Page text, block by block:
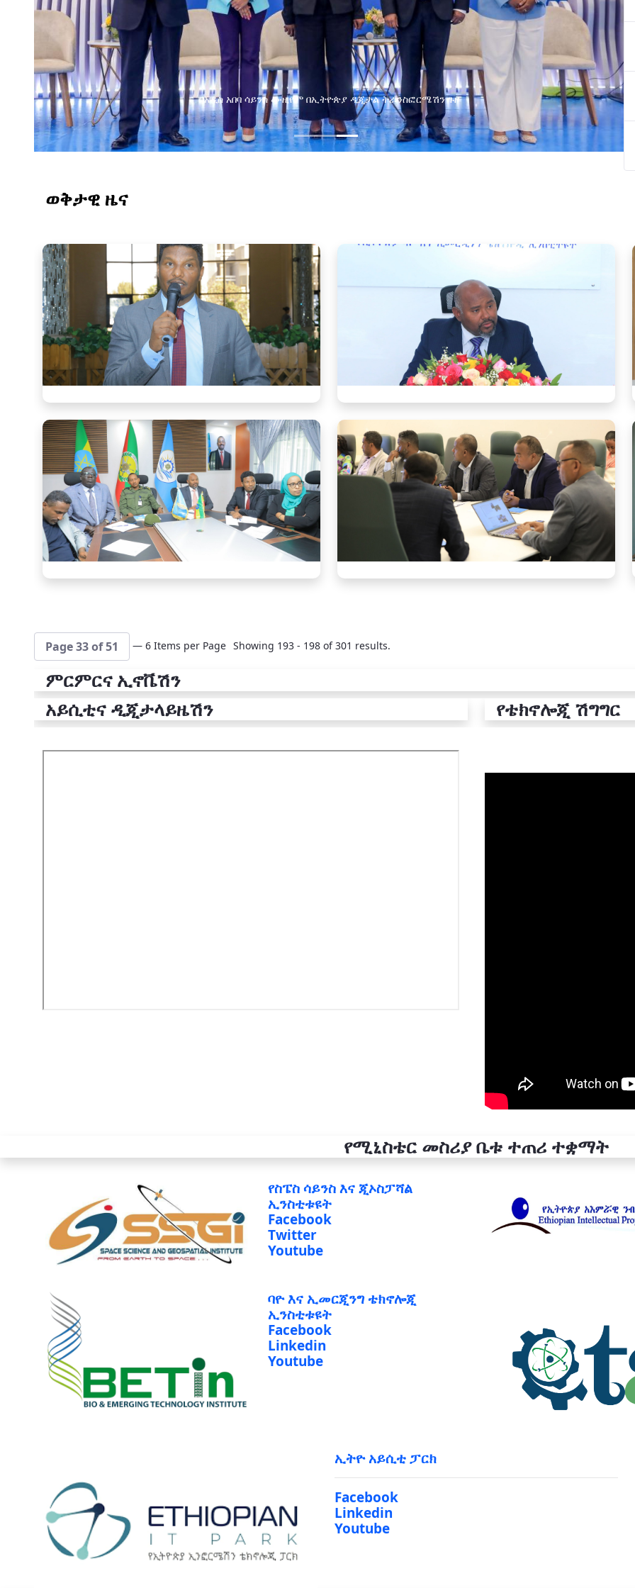
የልማት አጋሮች በአባልነት የየያዘ የኢኖቬሽን፣የዲጅታል ኢኮኖሚ እና
የኢንፎርሜሽን ቴክኖሎጂ የጋራ ግብረሃይል ተቋቋመ
ወቅታዊ ዜና
Page 33 of 51 — 6 Items per Page Showing 193 - 198 of 301 results.
ምርምርና ኢኖቬሽን
አይሲቲና ዲጂታላይዜሽን
የቴክኖሎጂ ሽግግር
የሚኒስቴር መስሪያ ቤቱ ተጠሪ ተቋማት
የስፔስ ሳይንስ እና ጂኦስፓሻል
ኢንስቲቱዩት
Facebook
Twitter
Youtube
ባዮ እና ኢመርጂንግ ቴክኖሎጂ
ኢንስቲቱዩት
Facebook
Linkedin
Youtube
ኢትዮ አይሲቲ ፓርክ
Facebook
Linkedin
Youtube